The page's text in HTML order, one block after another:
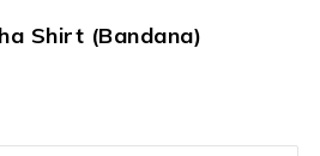
Shirt (Bandana)